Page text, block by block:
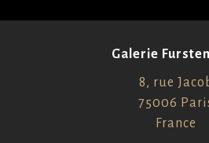
Galerie
8, rue
75006
France